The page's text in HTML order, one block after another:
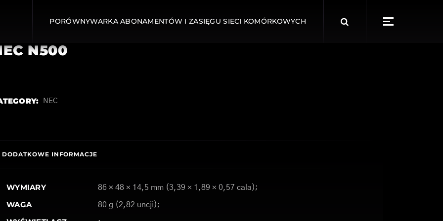
PORÓWNYWARKA ABONAMENTÓW I ZASIĘGU SIECI KOMÓRKOWYCH
for:
N500
NEC
DODATKOWE INFORMACJE
WYMIARY 86 × 48 × 14,5 mm (3,39 × 1,89 × 0,57 cala);
WAGA 80 g (2,82 uncji);